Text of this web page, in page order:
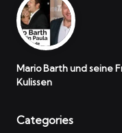
Mario Barth und seine
Kulissen
Categories